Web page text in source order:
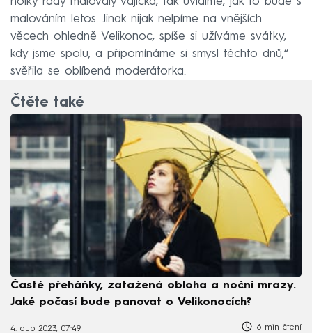
malováním letos. Jinak nijak nelpíme na vnějších
věcech ohledně Velikonoc, spíše si užíváme svátky,
kdy jsme spolu, a připomínáme si smysl těchto dnů,“
svěřila se oblíbená moderátorka.
Čtěte také
Časté přeháňky, zatažená obloha a noční mrazy.
Jaké počasí bude panovat o Velikonocích?
4. dub 2023, 07:49 6 min čtení